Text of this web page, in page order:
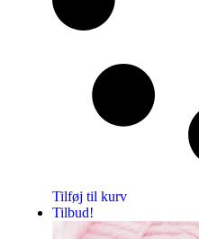
Tilføj til kurv
Tilbud!